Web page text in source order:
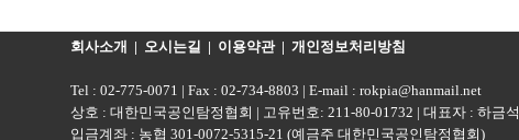
회사소개 | 오시는길 | 이용약관| 개인정보처리방침
Tel : 02-775-0071 | Fax : 02-734-8803 | E-mail : rokpia@hanmail.net
상호 : 대한민국공인탐정협회 | 고유번호: 211-80-01732 | 대표자 : 하금석
입금계좌 : 농협 301-0072-5315-21 (예금주 대한민국공인탐정협회)